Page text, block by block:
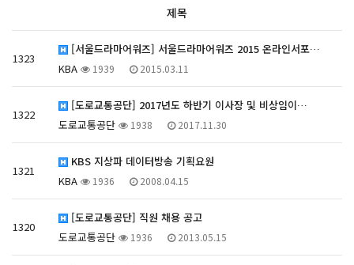
제목
1323
[서울드라마어워즈] 서울드라마어워즈 2015 온라인서포…
KBA
1939 2015.03.11
1322
[도로교통공단] 2017년도 하반기 이사장 및 비상임이…
도로교통공단
1938 2017.11.30
1321
KBS 지상파 데이터방송 기획요원
KBA
1936 2008.04.15
1320
[도로교통공단] 직원 채용 공고
도로교통공단
1936 2013.05.15